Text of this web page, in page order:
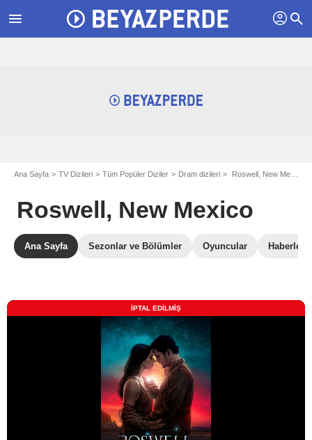
menu profil search
Ana Sayfa TV Dizileri Tüm Popüler Diziler Dram dizileri Roswell, New Mexico
Roswell, New Mexico
Ana Sayfa Sezonlar ve Bölümler Oyuncular Haberler
İPTAL EDILMIŞ